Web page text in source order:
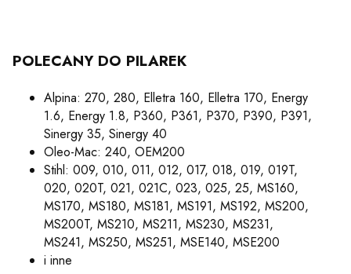
POLECANY DO PILAREK
Alpina: 270, 280, Elletra 160, Elletra 170, Energy
1.6, Energy 1.8, P360, P361, P370, P390, P391,
Sinergy 35, Sinergy 40
Oleo-Mac: 240, OEM200
Stihl: 009, 010, 011, 012, 017, 018, 019, 019T,
020, 020T, 021, 021C, 023, 025, 25, MS160,
MS170, MS180, MS181, MS191, MS192, MS200,
MS200T, MS210, MS211, MS230, MS231,
MS241, MS250, MS251, MSE140, MSE200
i inne